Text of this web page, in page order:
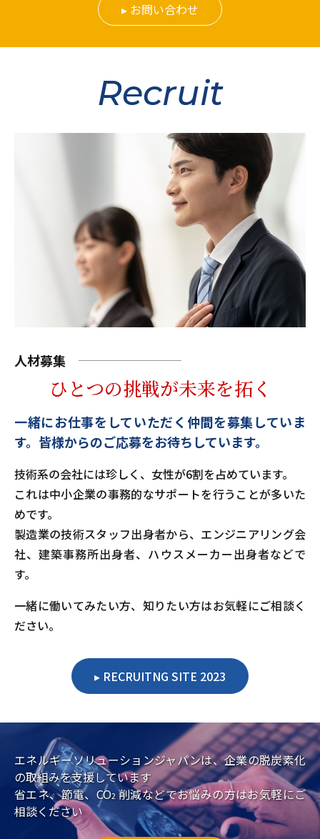
お問い合わせ
Recruit
人材募集
ひとつの挑戦が未来を拓く
一緒にお仕事をしていただく仲間を募集していま
す。 皆様からのご応募をお待ちしています。
技術系の会社には珍しく、女性が6割を占めています。
これは中小企業の事務的なサポートを行うことが多いた
めです。
製造業の技術スタッフ出身者から、エンジニアリング会
社、建築事務所出身者、ハウスメーカー出身者などで
す。
一緒に働いてみたい方、知りたい方はお気軽にご相談く
ださい。
RECRUITNG SITE 2023
エネルギーソリューションジャパンは、企業の脱炭素化
の取組みを支援しています
省エネ、節電、CO2 削減などでお悩みの方はお気軽にご
相談ください